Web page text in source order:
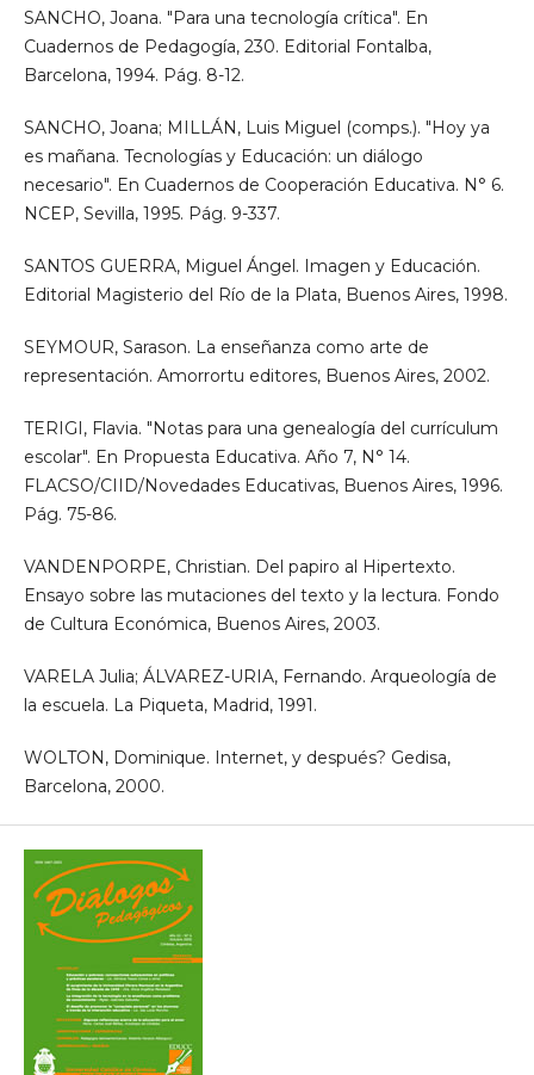
SANCHO, Joana. "Para una tecnología crítica". En
Cuadernos de Pedagogía, 230. Editorial Fontalba,
Barcelona, 1994. Pág. 8-12.
SANCHO, Joana; MILLÁN, Luis Miguel (comps.). "Hoy ya
es mañana. Tecnologías y Educación: un diálogo
necesario". En Cuadernos de Cooperación Educativa. N° 6.
NCEP, Sevilla, 1995. Pág. 9-337.
SANTOS GUERRA, Miguel Ángel. Imagen y Educación.
Editorial Magisterio del Río de la Plata, Buenos Aires, 1998.
SEYMOUR, Sarason. La enseñanza como arte de
representación. Amorrortu editores, Buenos Aires, 2002.
TERIGI, Flavia. "Notas para una genealogía del currículum
escolar". En Propuesta Educativa. Año 7, N° 14.
FLACSO/CIID/Novedades Educativas, Buenos Aires, 1996.
Pág. 75-86.
VANDENPORPE, Christian. Del papiro al Hipertexto.
Ensayo sobre las mutaciones del texto y la lectura. Fondo
de Cultura Económica, Buenos Aires, 2003.
VARELA Julia; ÁLVAREZ-URIA, Fernando. Arqueología de
la escuela. La Piqueta, Madrid, 1991.
WOLTON, Dominique. Internet, y después? Gedisa,
Barcelona, 2000.